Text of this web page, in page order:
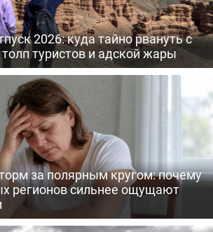
2026: куда тайно рвануть с
туристов и адской жары
за полярным кругом: почему
регионов сильнее ощущают